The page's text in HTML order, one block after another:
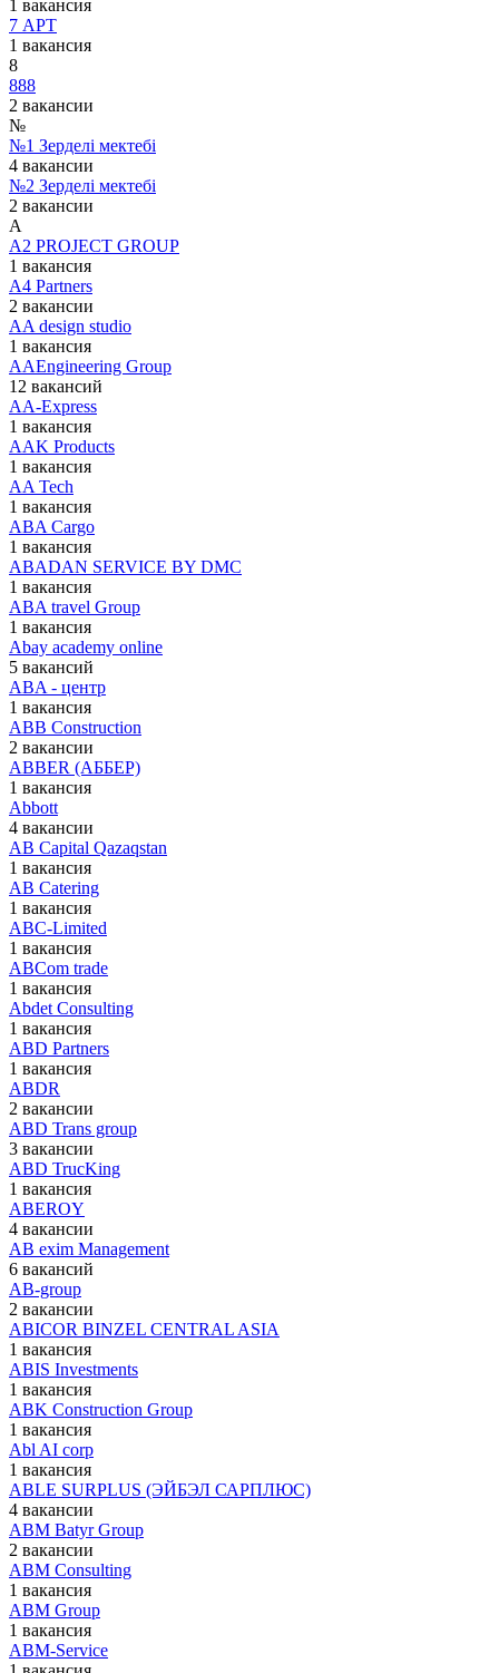
1 вакансия
7 АРТ
1 вакансия
8
888
2 вакансии
№
№1 Зерделі мектебі
4 вакансии
№2 Зерделі мектебі
2 вакансии
A
A2 PROJECT GROUP
1 вакансия
A4 Partners
2 вакансии
AA design studio
1 вакансия
AAEngineering Group
12 вакансий
AA-Express
1 вакансия
AAK Products
1 вакансия
AA Tech
1 вакансия
ABA Cargo
1 вакансия
ABADAN SERVICE BY DMC
1 вакансия
ABA travel Group
1 вакансия
Abay academy online
5 вакансий
ABA - центр
1 вакансия
ABB Construction
2 вакансии
ABBER (АББЕР)
1 вакансия
Abbott
4 вакансии
AB Capital Qazaqstan
1 вакансия
AB Catering
1 вакансия
ABC-Limited
1 вакансия
ABCom trade
1 вакансия
Abdet Consulting
1 вакансия
ABD Partners
1 вакансия
ABDR
2 вакансии
ABD Trans group
3 вакансии
ABD TrucKing
1 вакансия
ABEROY
4 вакансии
AB exim Management
6 вакансий
AB-group
2 вакансии
ABICOR BINZEL CENTRAL ASIA
1 вакансия
ABIS Investments
1 вакансия
ABK Construction Group
1 вакансия
Abl AI corp
1 вакансия
ABLE SURPLUS (ЭЙБЭЛ САРПЛЮС)
4 вакансии
ABM Batyr Group
2 вакансии
ABM Consulting
1 вакансия
ABM Group
1 вакансия
ABM-Service